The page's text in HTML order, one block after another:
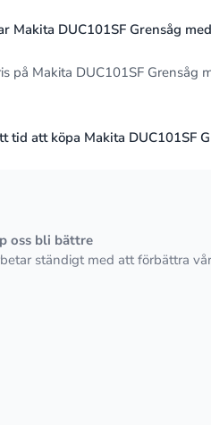
Makita DUC101SF Grensåg
på Makita DUC101SF Grensåg
tid att köpa Makita DUC101SF
oss bli bättre
ständigt med att förbättra